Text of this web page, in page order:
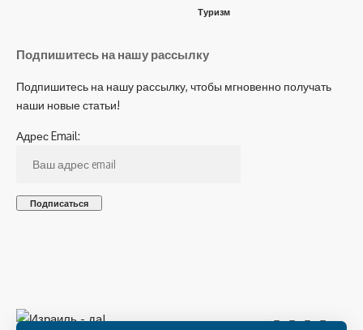
Туризм
Подпишитесь на нашу рассылку
Подпишитесь на нашу рассылку, чтобы мгновенно получать
наши новые статьи!
Адрес Email:
Подпишитесь на нас